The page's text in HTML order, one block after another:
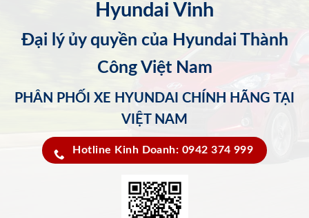
Hyundai Vinh
Đại lý ủy quyền của Hyundai Thành
Công Việt Nam
PHÂN PHỐI XE HYUNDAI CHÍNH HÃNG TẠI
VIỆT NAM
Hotline Kinh Doanh: 0942 374 999